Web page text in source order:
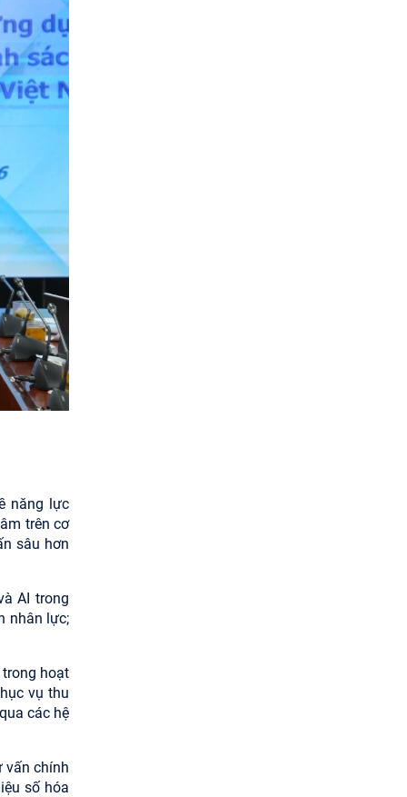
năng lực
trên cơ
sâu hơn
AI trong
nhân lực;
hoạt
vụ thu
các hệ
vấn chính
số hóa